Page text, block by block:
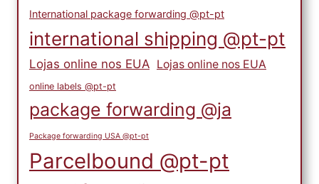
International package forwarding @pt-pt
international shipping @pt-pt
Lojas online nos EUA Lojas online nos EUA
online labels @pt-pt
package forwarding @ja
Package forwarding USA @pt-pt
Parcelbound @pt-pt